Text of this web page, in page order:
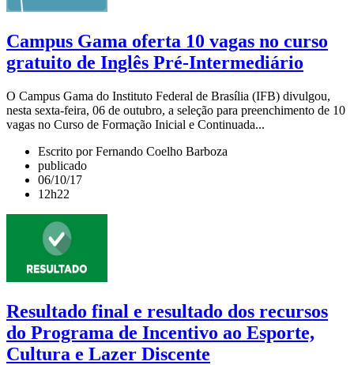
Campus Gama oferta 10 vagas no curso
gratuito de Inglês Pré-Intermediário
O Campus Gama do Instituto Federal de Brasília (IFB) divulgou,
nesta sexta-feira, 06 de outubro, a seleção para preenchimento de 10
vagas no Curso de Formação Inicial e Continuada...
Escrito por Fernando Coelho Barboza
publicado
06/10/17
12h22
Resultado final e resultado dos recursos
do Programa de Incentivo ao Esporte,
Cultura e Lazer Discente